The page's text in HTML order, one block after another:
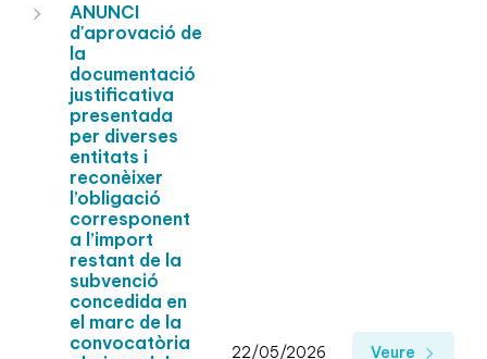
ANUNCI
d'aprovació de
la
documentació
justificativa
presentada
per diverses
entitats i
reconèixer
l’obligació
corresponent
a l’import
restant de la
subvenció
concedida en
el marc de la
convocatòria
22/05/2026 Veure